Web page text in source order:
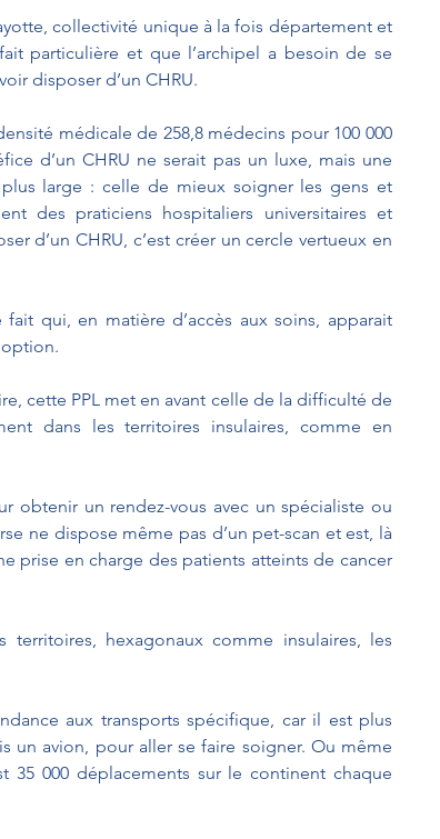
collectivité unique à la fois département et
particulière et que l’archipel a besoin de se
disposer d’un CHRU.
médicale de 258,8 médecins pour 100 000
d’un CHRU ne serait pas un luxe, mais une
large : celle de mieux soigner les gens et
des praticiens hospitaliers universitaires et
d’un CHRU, c’est créer un cercle vertueux en
qui, en matière d’accès aux soins, apparait
cette PPL met en avant celle de la difficulté de
dans les territoires insulaires, comme en
obtenir un rendez-vous avec un spécialiste ou
ne dispose même pas d’un pet-scan et est, là
prise en charge des patients atteints de cancer
hexagonaux comme insulaires, les
aux transports spécifique, car il est plus
avion, pour aller se faire soigner. Ou même
35 000 déplacements sur le continent chaque